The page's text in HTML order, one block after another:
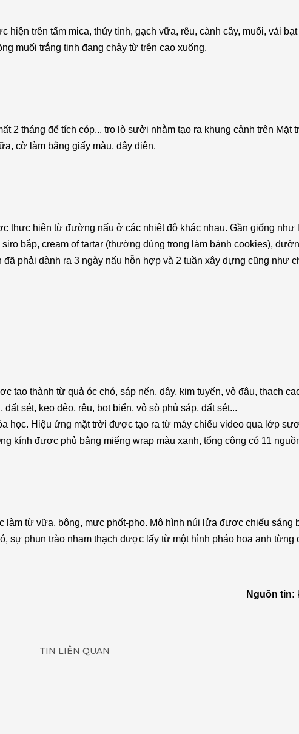
hiện trên tấm mica, thủy tinh, gạch vữa, rêu, cành cây, muối, vải
muối trắng tinh đang chảy từ trên cao xuống.
2 tháng để tích cóp... tro lò sưởi nhằm tạo ra khung cảnh trên Mặt
cờ làm bằng giấy màu, dây điện.
thực hiện từ đường nấu ở các nhiệt độ khác nhau. Gần giống như
bắp, cream of tartar (thường dùng trong làm bánh cookies),
phải dành ra 3 ngày nấu hỗn hợp và 2 tuần xây dựng cũng như
tạo thành từ quả óc chó, sáp nến, dây, kim tuyến, vỏ đậu, thạch
sét, kẹo dẻo, rêu, bọt biển, vỏ sò phủ sáp, đất sét...
học. Hiệu ứng mặt trời được tạo ra từ máy chiếu video qua lớp
kính được phủ bằng miếng wrap màu xanh, tổng cộng có 11
làm từ vữa, bông, mực phốt-pho. Mô hình núi lửa được chiếu sáng
sự phun trào nham thạch được lấy từ một hình pháo hoa anh từng
Nguồn tin:
TIN LIÊN QUAN